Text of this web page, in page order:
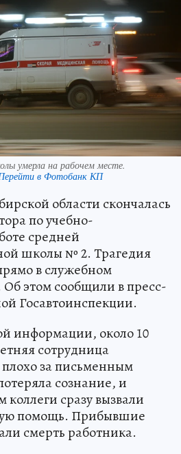
умерла на рабочем месте.
в Фотобанк КП
области скончалась
по учебно-
средней
школы № 2. Трагедия
в служебном
Об этом сообщили в пресс-
Госавтоинспекции.
информации, около 10
сотрудница
плохо за письменным
сознание, и
сразу вызвали
помощь. Прибывшие
смерть работника.